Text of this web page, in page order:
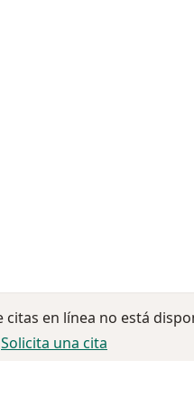
citas en línea no está
Solicita una cita